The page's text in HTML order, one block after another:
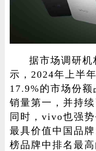
据市场调研
示，2024年上半
17.9%的市场份
销量第一，并持
同时，vivo也强
最具价值中国品
榜品牌中排名最